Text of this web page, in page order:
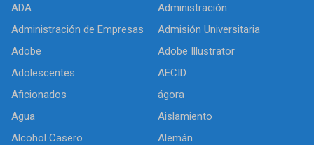
ADA
Administración
Administración de Empresas
Admisión Universitaria
Adobe
Adobe Illustrator
Adolescentes
AECID
Aficionados
ágora
Agua
Aislamiento
Alcohol Casero
Alemán